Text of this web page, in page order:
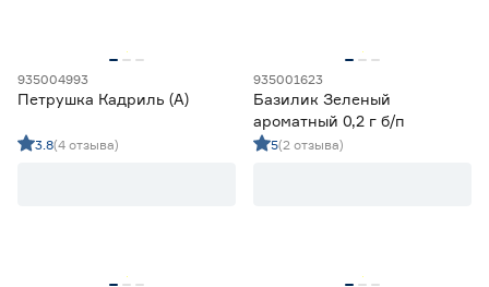
Гавриш
Ещё 8
Страна производства
935004993
Петрушка Кадриль (А)
3.8(4 отзыва)
935001623
Базилик Зеленый
ароматный 0,2 г б/п
5(2 отзыва)